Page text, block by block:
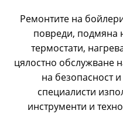
Ремонтите на
повреди, подмяна
термостати,
цялостно обслужване
на безопасност
специалисти
инструменти и